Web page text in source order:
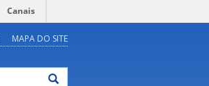
Canais
MAPA DO SITE